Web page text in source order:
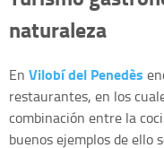
naturaleza
En Vilobí del Penedès
restaurantes, en los
combinación entre la
buenos ejemplos de ello